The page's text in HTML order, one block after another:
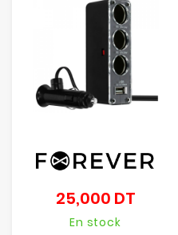
25,000 DTPrix
En stock